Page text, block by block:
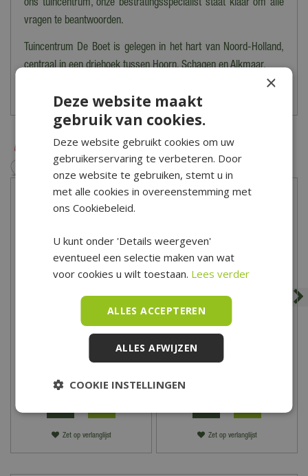
Dikte (cm)
5 cm
jouw bestelling laten bezorgen? Neem dan contact op met onze
klantenservice om de mogelijkheden te bespreken.
Heb je meer vragen over het bestellen, bezorgen en/of afhalen
de veelgestelde vragen bekijken. Kom je er toch niet
uit? Dan kun je altijd contact opnemen met onze klantenservice
contactformulier.
ons tuincentrum, onze bestratingsspecialist staat klaar om alle
vragen te beantwoorden.
Tuincentrum De Boet is gelegen in het hart van Noord-Holland,
centraal in een driehoek tussen Hoorn, Schagen en Alkmaar.
Terrastegel Grezzo 60x60
Zet op verlanglijst
Terrastegel Nero 60x60
Zet op verlanglijst
×
Deze website maakt
gebruik van cookies.
Deze website gebruikt cookies om uw
gebruikerservaring te verbeteren. Door
onze website te gebruiken, stemt u in
met alle cookies in overeenstemming met
ons Cookiebeleid.
U kunt onder 'Details weergeven'
eventueel een selectie maken van wat
voor cookies u wilt toestaan. Lees verder
ALLES ACCEPTEREN
ALLES AFWIJZEN
COOKIE INSTELLINGEN